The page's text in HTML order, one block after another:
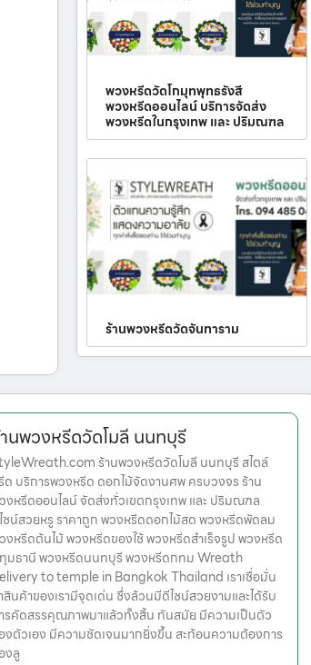
พวงหรีดวัดโกมุทพุทธรังสี
พวงหรีดออนไลน์ บริการจัดส่ง
พวงหรีดในกรุงเทพ และ ปริมณฑล
ร้านพวงหรีดวัดจันทาราม
นพวงหรีดวัดโมลี นนทบุรี
ร้านพวงหรีดวัดโมลี นนทบุรี สไตล์
ด บริการพวงหรีด ดอกไม้จัดงานศพ ครบวงจร ร้าน
งหรีดออนไลน์ จัดส่งทั่วเขตกรุงเทพ และ ปริมณฑล
ซน์สวยหรู ราคาถูก พวงหรีดดอกไม้สด พวงหรีดพัดลม
งหรีดต้นไม้ พวงหรีดของใช้ พวงหรีดสำเร็จรูป พวงหรีด
มธานี พวงหรีดนนทบุรี พวงหรีดกทม Wreath
to temple in Bangkok Thailand เราเชื่อมั่น
สินค้าของเรามีจุดเด่น ซึ่งล้วนมีดีไซน์สวยงามและได้รับ
รคัดสรรคุณภาพมาแล้วทั้งสิ้น ทันสมัย มีความเป็นตัว
งตัวเอง มีความชัดเจนมากยิ่งขึ้น สะท้อนความต้องการ
งลู